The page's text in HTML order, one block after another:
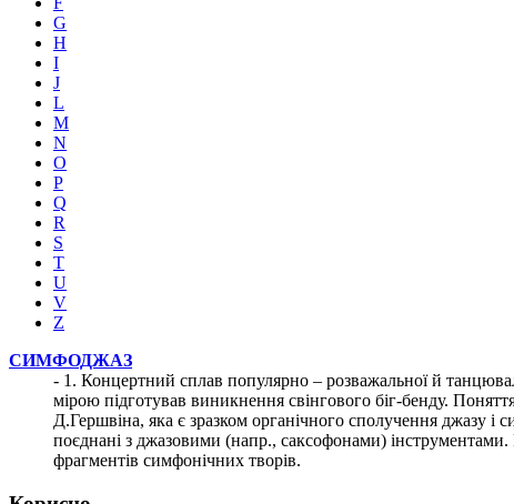
G
H
I
J
L
M
N
O
P
Q
R
S
T
U
V
Z
СИМФОДЖАЗ
- 1. Концертний сплав популярно – розважальної й
мірою підготував виникнення свінгового біг-бенду.
Д.Гершвіна, яка є зразком органічного сполучення джазу
поєднані з джазовими (напр., саксофонами)
фрагментів симфонічних творів.